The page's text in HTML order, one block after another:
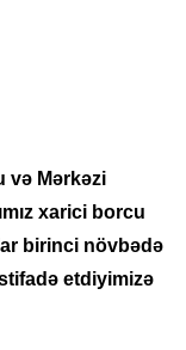
və Mərkəzi
xarici borcu
birinci növbədə
etdiyimizə